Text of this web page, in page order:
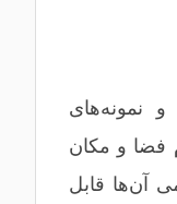
نمونه‌های
و مکان
آن‌ها قابل